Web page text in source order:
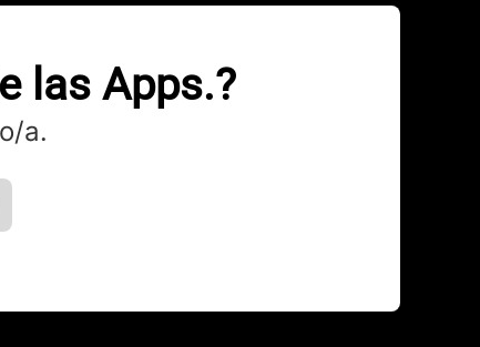
las Apps.?
a.
sesión